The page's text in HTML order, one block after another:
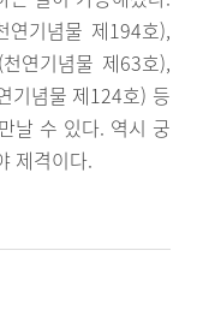
연기념물 제194호),
연기념물 제63호),
기념물 제124호) 등
날 수 있다. 역시 궁
제격이다.